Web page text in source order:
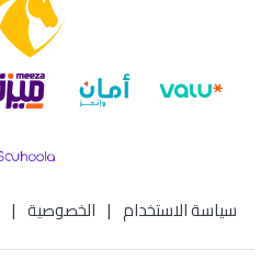
سياسة الاستخدام | الخصوصية |